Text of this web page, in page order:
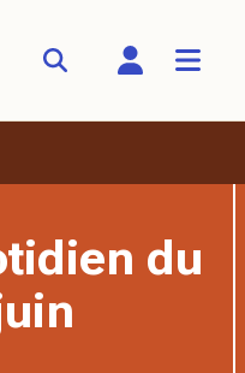
du